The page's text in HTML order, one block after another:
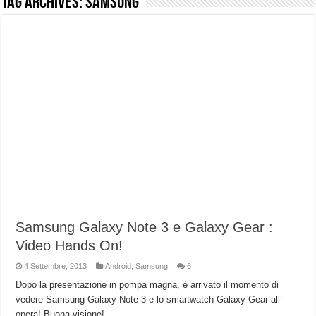
Samsung Galaxy Note 3 e Galaxy Gear :
Video Hands On!
4 Settembre, 2013 Android ,Samsung 6
Dopo la presentazione in pompa magna, è arrivato il momento di
vedere Samsung Galaxy Note 3 e lo smartwatch Galaxy Gear all’